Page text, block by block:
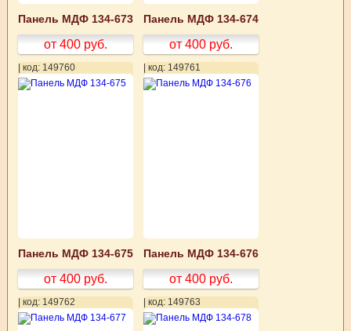
Панель МДФ 134-673
от 400 руб.
Панель МДФ 134-674
от 400 руб.
| код: 149760
Панель МДФ 134-675
от 400 руб.
| код: 149761
Панель МДФ 134-676
от 400 руб.
| код: 149762 | код: 149763